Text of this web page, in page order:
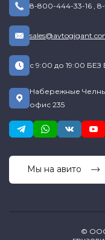
8-800-444-33-16
с 9:00 до 19:00
Набережные
офис 235
Мы на авито
© ООО